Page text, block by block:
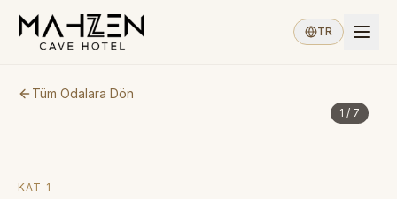
TR
Tüm Odalara Dön
1 / 7
KAT 1